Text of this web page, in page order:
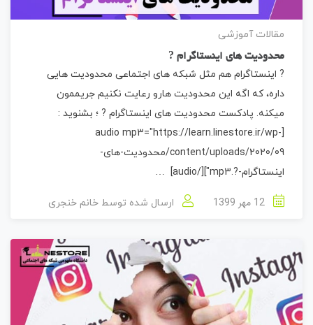
مقالات آموزشی
محدودیت های اینستاگرام ?
? اینستاگرام هم مثل شبکه های اجتماعی محدودیت هایی
داره، که اگه این محدودیت هارو رعایت نکنیم جریممون
میکنه. پادکست محدودیت های اینستاگرام ? ؛ بشنوید :
[audio mp3="https://learn.linestore.ir/wp-
content/uploads/2020/09/محدودیت-های-
اینستاگرام-?.mp3"][/audio] …
ارسال شده توسط خانم خنجری